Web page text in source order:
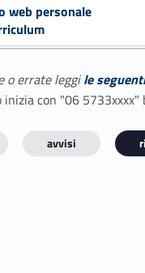
web personale
o errate leggile
con "06
avvisi